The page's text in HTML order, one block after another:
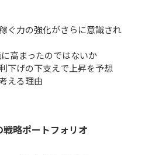
ぐ力の強化がさらに意識され
高まったのではないか
下げの下支えで上昇を予想
える理由
略ポートフォリオ